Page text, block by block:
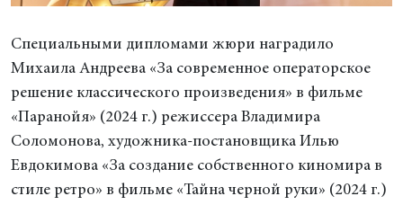
Специальными дипломами жюри наградило
Михаила Андреева «За современное операторское
решение классического произведения» в фильме
«Паранойя» (2024 г.) режиссера Владимира
Соломонова, художника-постановщика Илью
Евдокимова «За создание собственного киномира в
стиле ретро» в фильме «Тайна черной руки» (2024 г.)